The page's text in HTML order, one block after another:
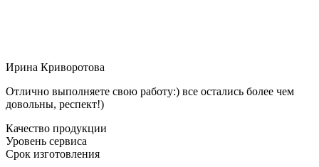
Ирина Криворотова
Отлично выполняете свою работу:) все остались более чем
довольны, респект!)
Качество продукции
Уровень сервиса
Срок изготовления